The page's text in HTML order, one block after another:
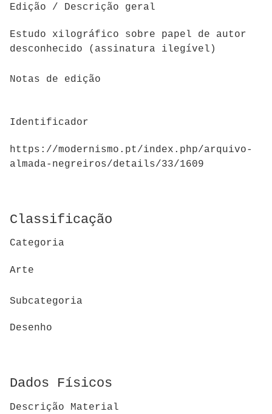
Edição / Descrição geral
Estudo xilográfico sobre papel de autor
desconhecido (assinatura ilegível)
Notas de edição
Identificador
https://modernismo.pt/index.php/arquivo-
almada-negreiros/details/33/1609
Classificação
Categoria
Arte
Subcategoria
Desenho
Dados Físicos
Descrição Material